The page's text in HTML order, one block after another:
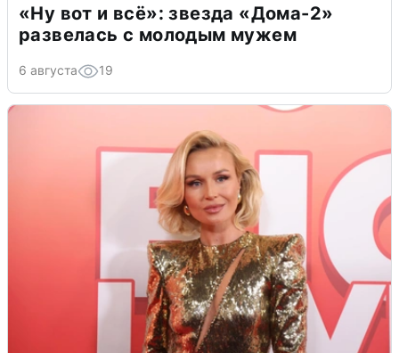
«Ну вот и всё»: звезда «Дома-2»
развелась с молодым мужем
6 августа 19